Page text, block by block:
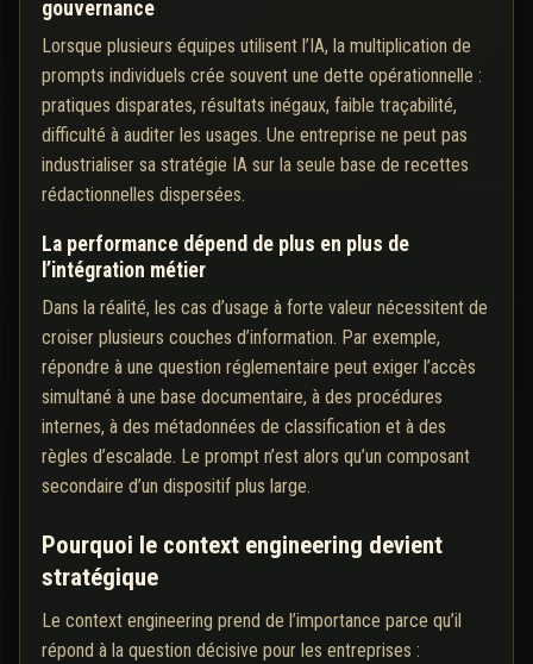
gouvernance
Lorsque plusieurs équipes utilisent l’IA, la multiplication de
prompts individuels crée souvent une dette opérationnelle :
pratiques disparates, résultats inégaux, faible traçabilité,
difficulté à auditer les usages. Une entreprise ne peut pas
industrialiser sa stratégie IA sur la seule base de recettes
rédactionnelles dispersées.
La performance dépend de plus en plus de
l’intégration métier
Dans la réalité, les cas d’usage à forte valeur nécessitent de
croiser plusieurs couches d’information. Par exemple,
répondre à une question réglementaire peut exiger l’accès
simultané à une base documentaire, à des procédures
internes, à des métadonnées de classification et à des
règles d’escalade. Le prompt n’est alors qu’un composant
secondaire d’un dispositif plus large.
Pourquoi le context engineering devient
stratégique
Le context engineering prend de l’importance parce qu’il
répond à la question décisive pour les entreprises :